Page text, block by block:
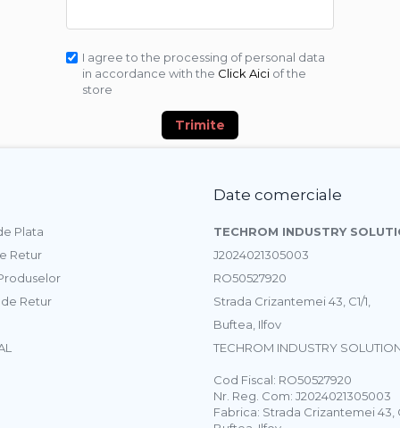
I agree to the processing of personal data
in accordance with the Click Aici of the
store
Trimite
Plata
Retur
Retur
Date comerciale
TECHROM INDUSTRY
J2024021305003
RO50527920
Strada Crizantemei 43, C1/1,
Buftea, Ilfov
TECHROM INDUSTRY
Cod Fiscal: RO50527920
Nr. Reg. Com: J2024021305003
Fabrica: Strada Crizantemei 43,